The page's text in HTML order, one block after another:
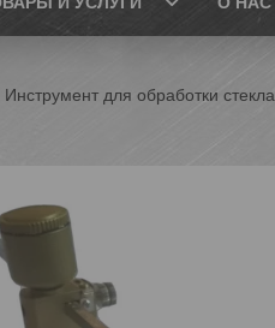
Инструмент для обработки стекла